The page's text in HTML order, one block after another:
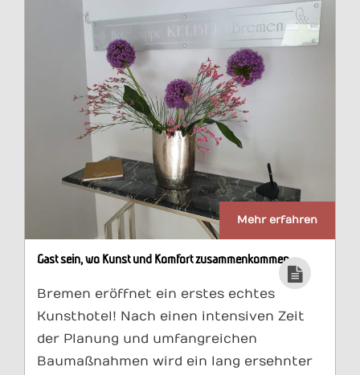
Mehr erfahren
Gast sein, wo Kunst und Komfort zusammenkommen
Bremen eröffnet ein erstes echtes
Kunsthotel! Nach einen intensiven Zeit
der Planung und umfangreichen
Baumaßnahmen wird ein lang ersehnter